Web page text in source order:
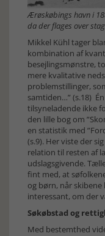
Ærøskøbings havn i
da der flages over
Mikkel Kühl tager
kombination af
besejlingsmønstre,
mere kvalitative
problemstillinger,
samtiden…” (s.18)
tilsyneladende ikke
den lille bog om
en statistik med
(s.9). Her viste der
relation til resten af
udslagsgivende.
fint med, at
og børn, når
interessant, om der
Søkøbstad og
Med bestemthed